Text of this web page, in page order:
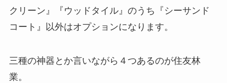
クリーン』『ウッドタイル』のうち『シーサンド
コート』以外はオプションになります。
三種の神器とか言いながら４つあるのが住友林
業。